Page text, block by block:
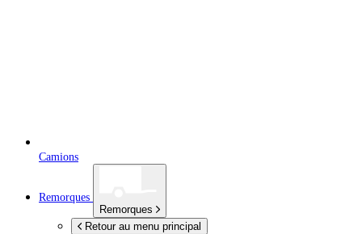
Camions
Remorques
Remorques
Retour au menu principal